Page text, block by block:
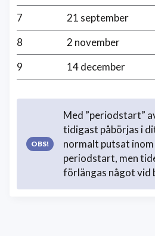
7
21 september
8
2 november
9
14 december
Med ”periodstart”
tidigast påbörjas i
normalt putsat
periodstart, men
förlängas något vid